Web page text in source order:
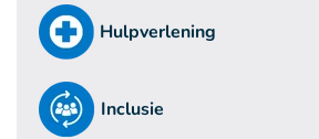
Hulpverlening
Inclusie